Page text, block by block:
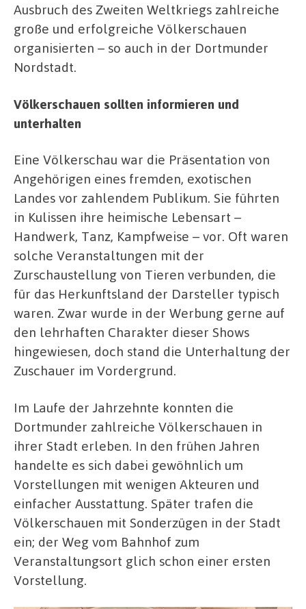
Ausbruch des Zweiten Weltkriegs zahlreiche
große und erfolgreiche Völkerschauen
organisierten – so auch in der Dortmunder
Nordstadt.
Völkerschauen sollten informieren und
unterhalten
Eine Völkerschau war die Präsentation von
Angehörigen eines fremden, exotischen
Landes vor zahlendem Publikum. Sie führten
in Kulissen ihre heimische Lebensart –
Handwerk, Tanz, Kampfweise – vor. Oft waren
solche Veranstaltungen mit der
Zurschaustellung von Tieren verbunden, die
für das Herkunftsland der Darsteller typisch
waren. Zwar wurde in der Werbung gerne auf
den lehrhaften Charakter dieser Shows
hingewiesen, doch stand die Unterhaltung der
Zuschauer im Vordergrund.
Im Laufe der Jahrzehnte konnten die
Dortmunder zahlreiche Völkerschauen in
ihrer Stadt erleben. In den frühen Jahren
handelte es sich dabei gewöhnlich um
Vorstellungen mit wenigen Akteuren und
einfacher Ausstattung. Später trafen die
Völkerschauen mit Sonderzügen in der Stadt
ein; der Weg vom Bahnhof zum
Veranstaltungsort glich schon einer ersten
Vorstellung.